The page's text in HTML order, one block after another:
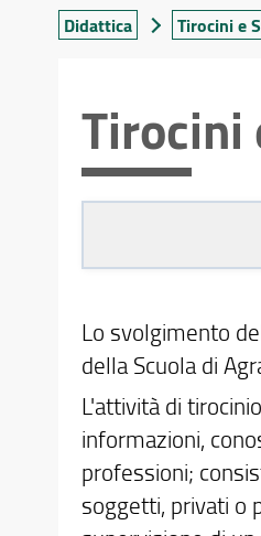
Didattica Tirocini e
Tirocini
Lo svolgimento
della Scuola di
L'attività di
informazioni,
professioni;
soggetti, privati o